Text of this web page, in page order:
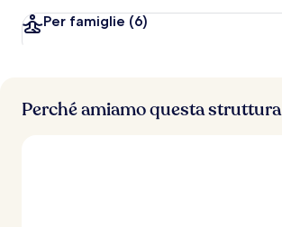
i
a
Per famiglie (6)
Perché amiamo questa struttura